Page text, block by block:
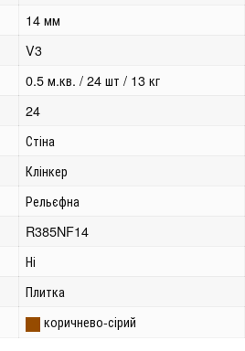
14 мм
V3
0.5 м.кв. / 24 шт / 13 кг
24
Стіна
Клінкер
Рельєфна
R385NF14
Ні
Плитка
коричнево-сірий